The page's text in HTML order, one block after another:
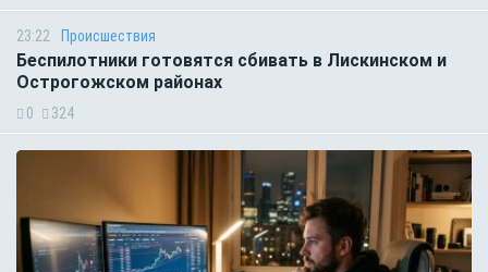
23:22 Происшествия
Беспилотники готовятся сбивать в Лискинском и
Острогожском районах
0 324